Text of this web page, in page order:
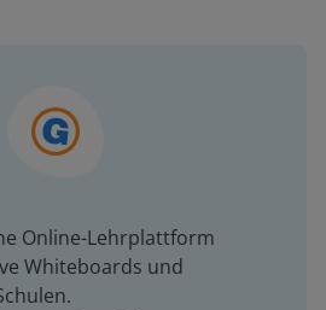
Online-Lehrplattform
Whiteboards und